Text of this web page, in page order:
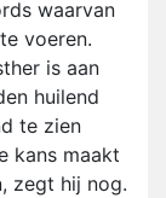
waarvan
voeren.
is aan
huilend
te zien
kans maakt
zegt hij nog.